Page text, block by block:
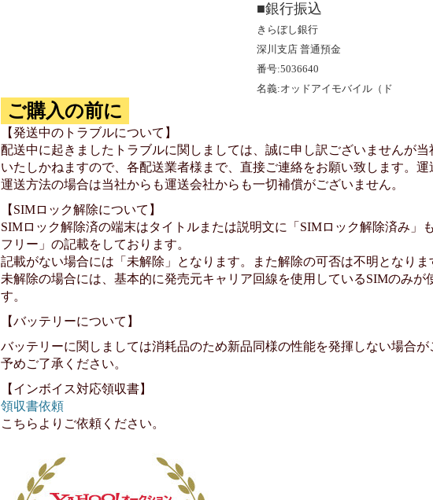
■銀行振込
きらぼし銀行
深川支店 普通預金
番号:5036640
名義:オッドアイモバイル（ド
ご購入の前に
【発送中のトラブルについて】
配送中に起きましたトラブルに関しましては、誠に申し訳ございませんが当
いたしかねますので、各配送業者様まで、直接ご連絡をお願い致します。運
運送方法の場合は当社からも運送会社からも一切補償がございません。
【SIMロック解除について】
SIMロック解除済の端末はタイトルまたは説明文に「SIMロック解除済み」
フリー」の記載をしております。
記載がない場合には「未解除」となります。また解除の可否は不明となりま
未解除の場合には、基本的に発売元キャリア回線を使用しているSIMのみが
す。
【バッテリーについて】
バッテリーに関しましては消耗品のため新品同様の性能を発揮しない場合が
予めご了承ください。
【インボイス対応領収書】
領収書依頼
こちらよりご依頼ください。